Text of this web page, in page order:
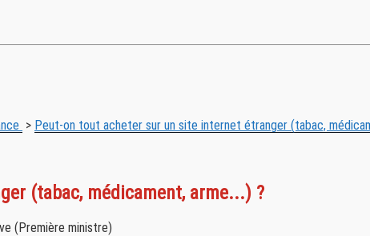
> Peut-on tout acheter sur un site internet étranger (tabac,
(tabac, médicament, arme...) ?
(Première ministre)